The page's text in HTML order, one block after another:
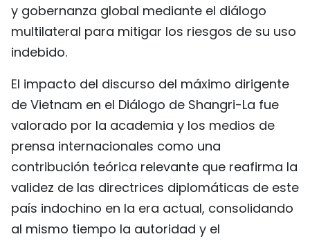
y gobernanza global mediante el diálogo
multilateral para mitigar los riesgos de su uso
indebido.
El impacto del discurso del máximo dirigente
de Vietnam en el Diálogo de Shangri-La fue
valorado por la academia y los medios de
prensa internacionales como una
contribución teórica relevante que reafirma la
validez de las directrices diplomáticas de este
país indochino en la era actual, consolidando
al mismo tiempo la autoridad y el